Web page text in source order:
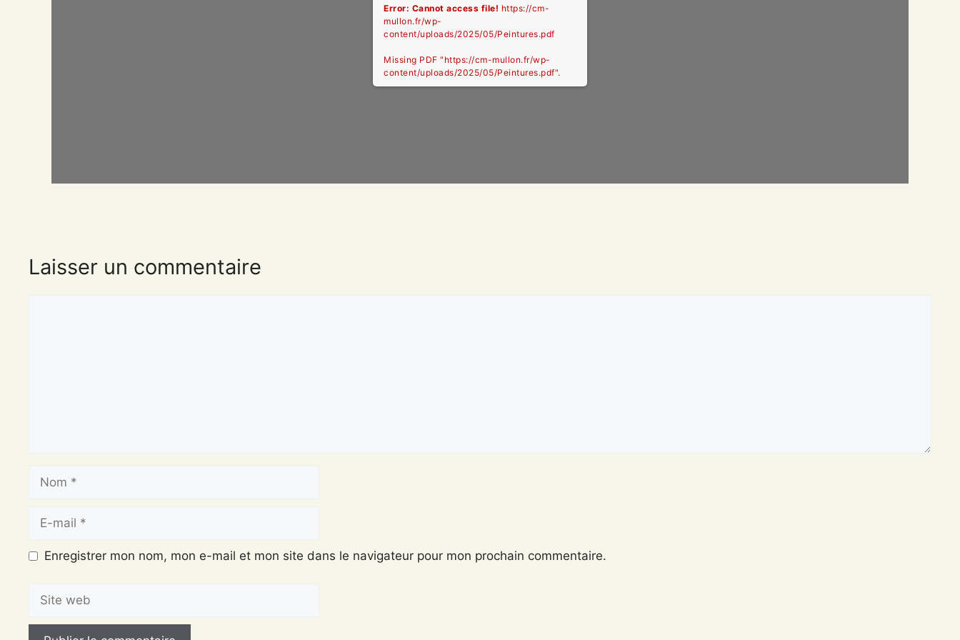
Error: Cannot access file! https://cm-
mullon.fr/wp-
content/uploads/2025/05/Peintures.pdf
Missing PDF "https://cm-mullon.fr/wp-
content/uploads/2025/05/Peintures.pdf".
Laisser un commentaire
Nom
Enregistrer mon nom, mon e-mail et mon site dans le navigateur pour mon prochain commentaire.
web